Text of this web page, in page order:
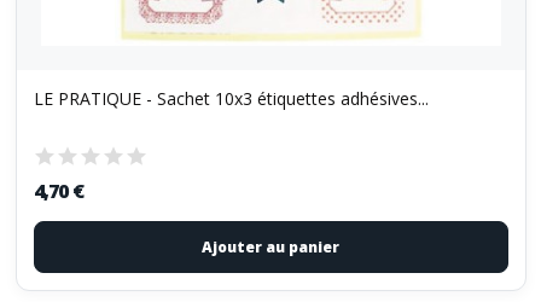
LE PRATIQUE - Sachet 10x3 étiquettes adhésives...
4,70 €
Ajouter au panier